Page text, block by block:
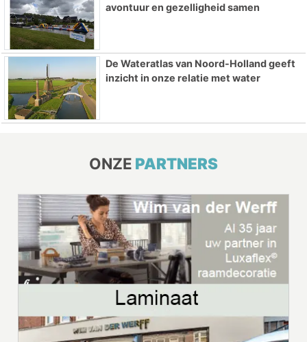
avontuur en gezelligheid samen
De Wateratlas van Noord-Holland geeft
inzicht in onze relatie met water
ONZE PARTNERS